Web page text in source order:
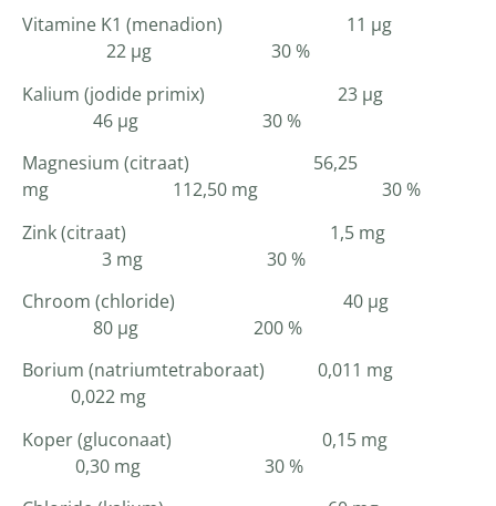
Vitamine K1 (menadion) 11 µg
22 µg 30 %
Kalium (jodide primix) 23 µg
46 µg 30 %
Magnesium (citraat) 56,25
mg 112,50 mg 30 %
Zink (citraat) 1,5 mg
3 mg 30 %
Chroom (chloride) 40 µg
80 µg 200 %
Borium (natriumtetraboraat) 0,011 mg
0,022 mg
Koper (gluconaat) 0,15 mg
0,30 mg 30 %